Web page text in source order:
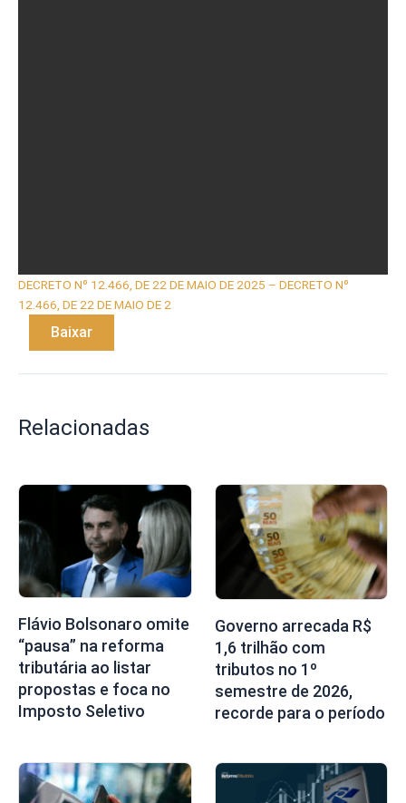
DECRETO Nº 12.466, DE 22 DE MAIO DE 2025 – DECRETO Nº
12.466, DE 22 DE MAIO DE 2
Baixar
Relacionadas
Flávio Bolsonaro omite
“pausa” na reforma
tributária ao listar
propostas e foca no
Imposto Seletivo
Governo arrecada R$
1,6 trilhão com
tributos no 1º
semestre de 2026,
recorde para o período